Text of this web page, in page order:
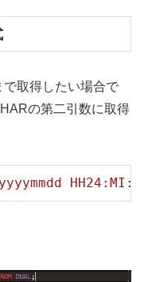
取得したい場合で
の第二引数に取得